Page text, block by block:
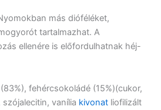
más dióféléket,
tartalmazhat. A
ellenére is előfordulhatnak héj-
fehércsokoládé (15%)(cukor,
vanília kivonat liofilizált